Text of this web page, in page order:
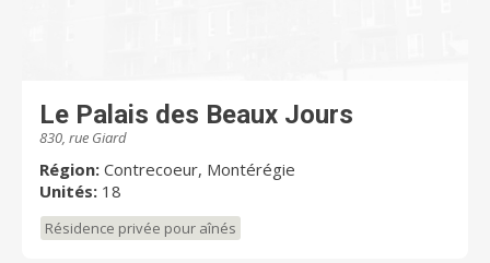
Le Palais des Beaux Jours
830, rue Giard
Région: Contrecoeur, Montérégie
Unités: 18
Résidence privée pour aînés